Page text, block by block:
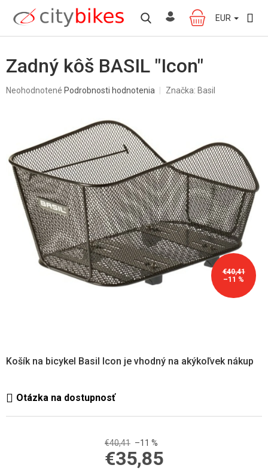
obsah
NÁKUPNÝ
KOŠÍK
EUR
Zadný kôš BASIL "Icon"
Priemerné
hviezdičiek.
Neohodnotené Podrobnosti hodnotenia Značka: Basil
€40,41
–11 %
Košík na bicykel Basil Icon je vhodný na akýkoľvek nákup
€40,41 –11 %
€35,85